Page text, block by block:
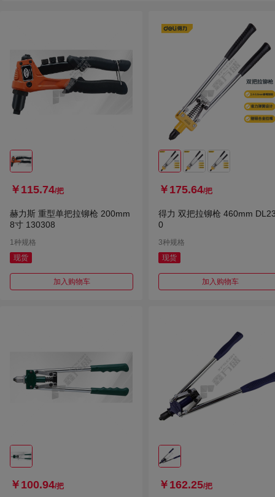
￥115.74/把
赫力斯 重型单把拉铆枪 200mm
8寸 130308
1种规格
现货
加入购物车
￥175.64/把
得力 双把拉铆枪 460mm
0
3种规格
现货
加入购物车
￥100.94/把 ￥162.25/把